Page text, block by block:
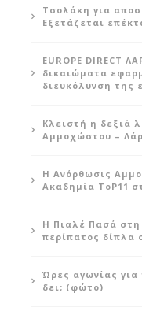
Τσολάκη για
Εξετάζεται
EUROPE
δικαιώματα
διευκόλυνση της
Κλειστή η δεξιά
Αμμοχώστου –
Η Ανόρθωσις
Ακαδημία ToP11
Η Πιαλέ Πασά στη
περίπατος δίπλα
Ώρες αγωνίας για
δει; (φώτο)